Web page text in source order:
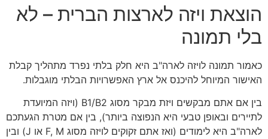
הוצאת ויזה לארצות הברית – לא
בלי תמונה
כאמור תמונה לויזה לארה"ב היא חלק בלתי נפרד מתהליך קבלת
האישור המיוחל להיכנס אל ארץ האפשרויות הבלתי מוגבלות.
בין אם אתם מבקשים ויזת מבקר מסוג B1/B2 (ויזה המיועדת
לתיירים ובאופן טבעי היא הנפוצה ביותר), בין אם מטרת הגעתכם
לארה"ב היא לימודים (ואז אתם זקוקים לויזה מסוג F, M או J) ובין